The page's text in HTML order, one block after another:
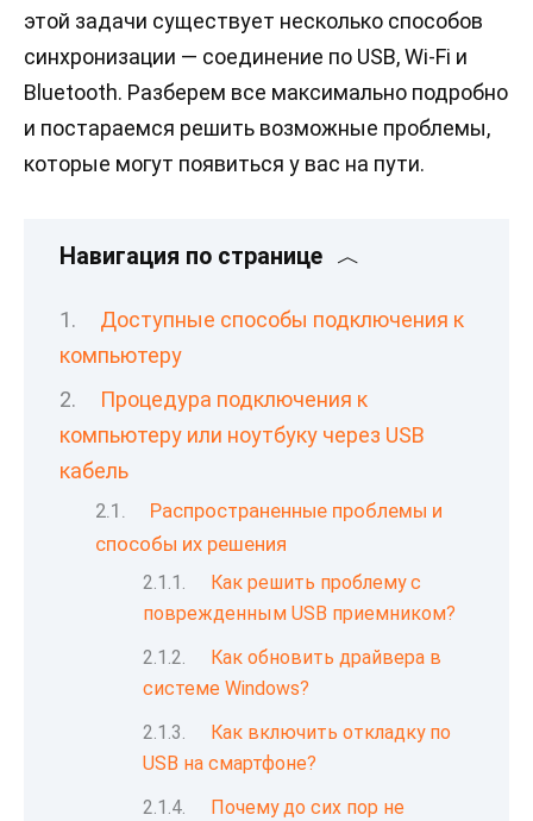
этой задачи существует несколько способов
синхронизации — соединение по USB, Wi-Fi и
Bluetooth. Разберем все максимально подробно
и постараемся решить возможные проблемы,
которые могут появиться у вас на пути.
Навигация по странице
Доступные способы подключения к
компьютеру
Процедура подключения к
компьютеру или ноутбуку через USB
кабель
Распространенные проблемы и
способы их решения
Как решить проблему с
поврежденным USB приемником?
Как обновить драйвера в
системе Windows?
Как включить откладку по
USB на смартфоне?
Почему до сих пор не